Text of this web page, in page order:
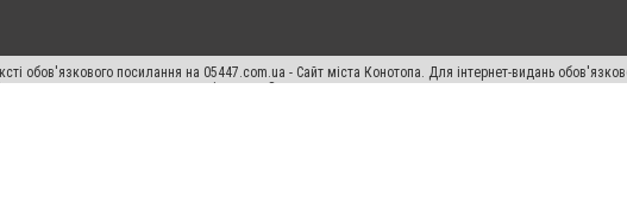
обов'язкового посилання на 05447.com.ua - Сайт міста Конотопа. Для інтернет-видань
виняткових прав переслідується Законом.